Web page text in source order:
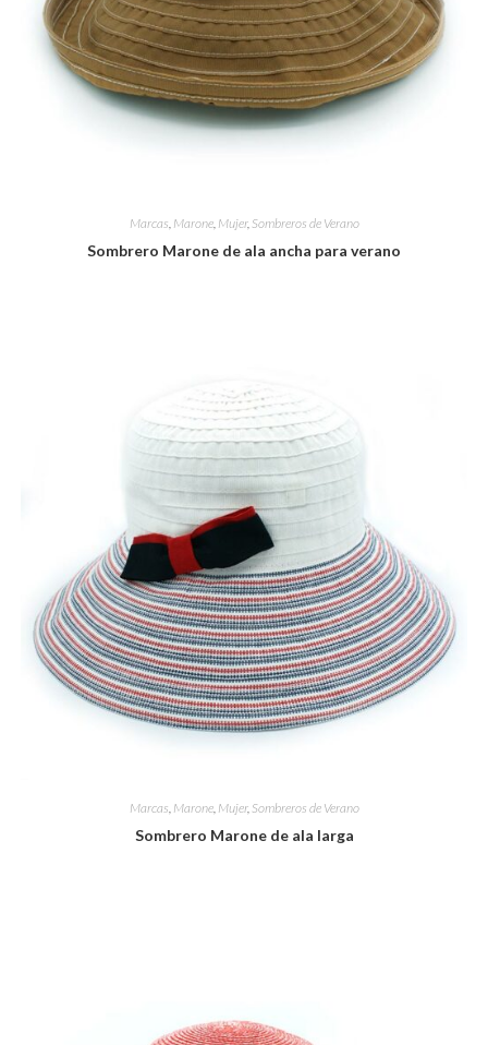
Marcas Marone, Mujer, Sombreros de Verano
Sombrero Marone de ala ancha para verano
Marcas Marone, Mujer, Sombreros de Verano
Sombrero Marone de ala larga